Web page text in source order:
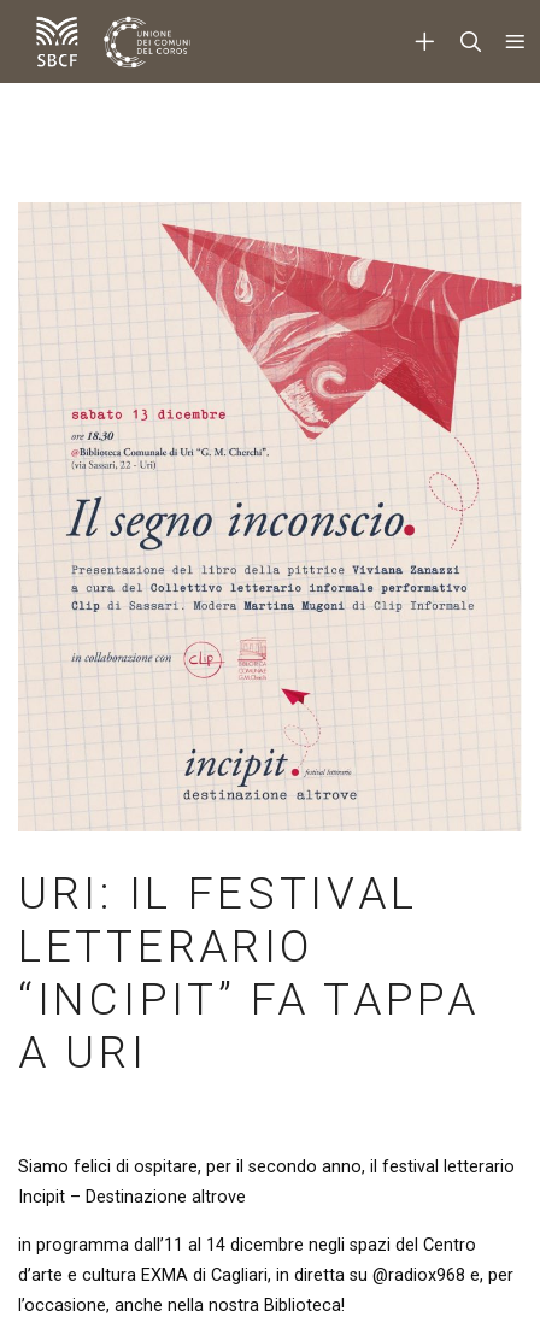
URI: IL FESTIVAL
LETTERARIO
“INCIPIT” FA TAPPA
A URI
Siamo felici di ospitare, per il secondo anno, i l festival letterario
Incipit – Destinazione altrove
in programma dall’11 al 14 dicembre negli spazi del Centro
d’arte e cultura EXMA di Cagliari, in diretta su @radiox968 e, per
l’occasione, anche nella nostra Biblioteca!